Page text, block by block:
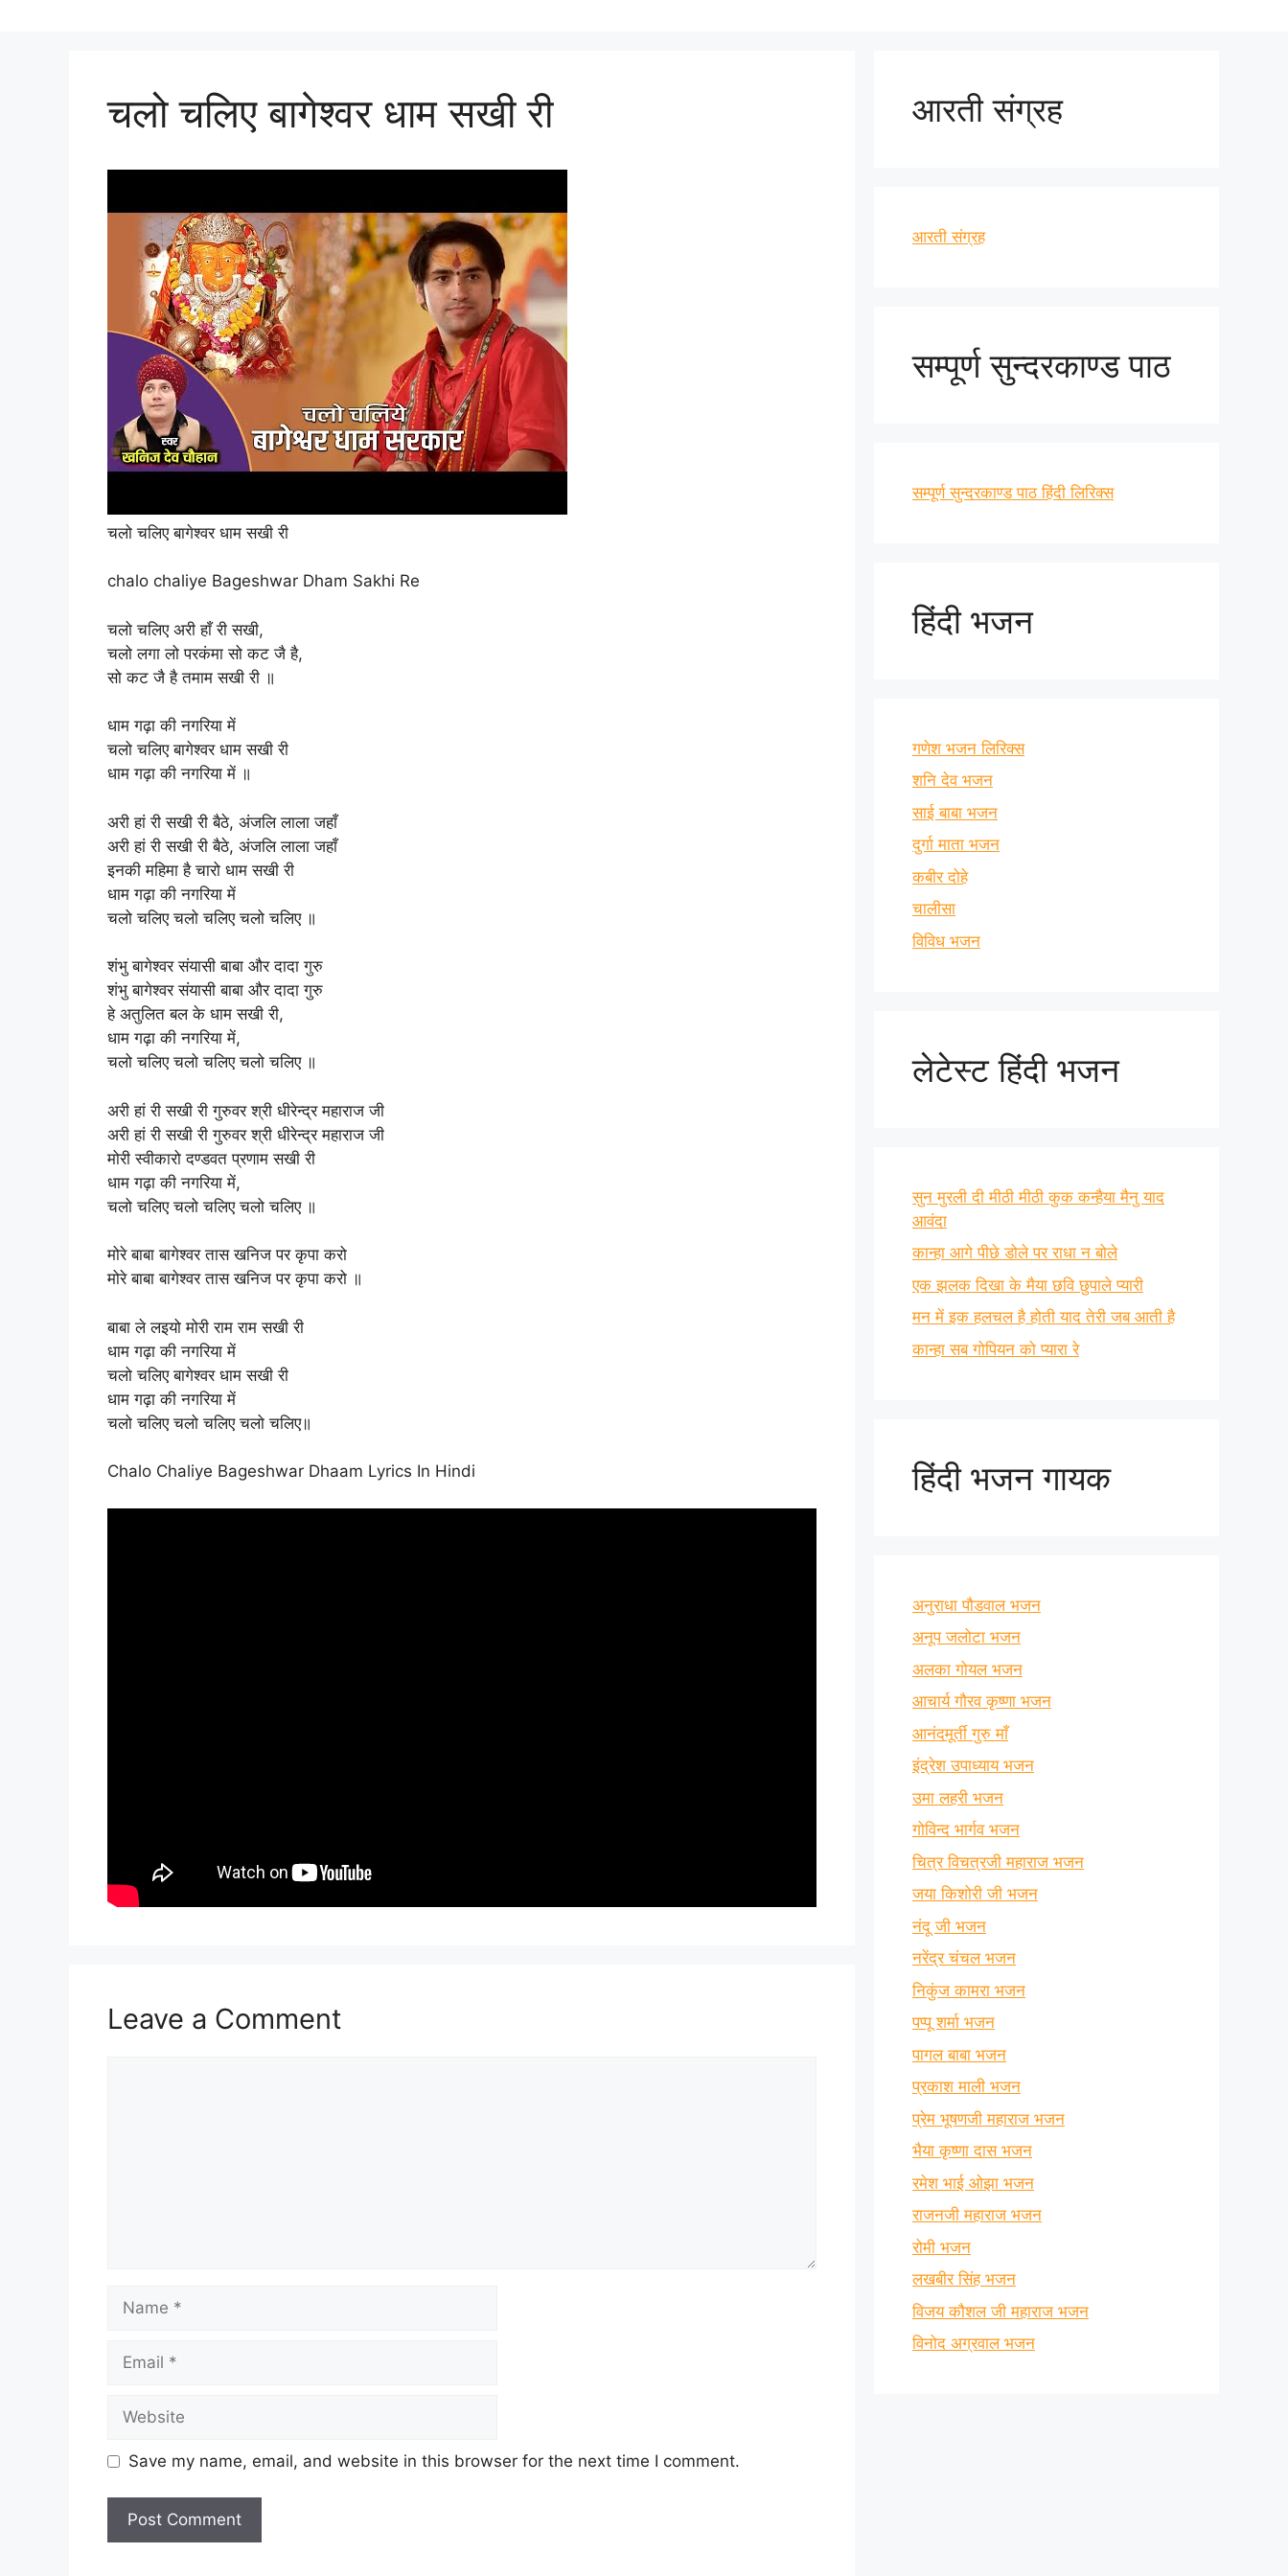
चलो चलिए बागेश्वर धाम सखी री
चलो चलिए बागेश्वर धाम सखी री
chalo chaliye Bageshwar Dham Sakhi Re
चलो चलिए अरी हाँ री सखी,
चलो लगा लो परकंमा सो कट जै है,
सो कट जै है तमाम सखी री ॥
धाम गढ़ा की नगरिया में
चलो चलिए बागेश्वर धाम सखी री
धाम गढ़ा की नगरिया में ॥
अरी हां री सखी री बैठे, अंजलि लाला जहाँ
अरी हां री सखी री बैठे, अंजलि लाला जहाँ
इनकी महिमा है चारो धाम सखी री
धाम गढ़ा की नगरिया में
चलो चलिए चलो चलिए चलो चलिए ॥
शंभु बागेश्वर संयासी बाबा और दादा गुरु
शंभु बागेश्वर संयासी बाबा और दादा गुरु
हे अतुलित बल के धाम सखी री,
धाम गढ़ा की नगरिया में,
चलो चलिए चलो चलिए चलो चलिए ॥
अरी हां री सखी री गुरुवर श्री धीरेन्द्र महाराज जी
अरी हां री सखी री गुरुवर श्री धीरेन्द्र महाराज जी
मोरी स्वीकारो दण्डवत प्रणाम सखी री
धाम गढ़ा की नगरिया में,
चलो चलिए चलो चलिए चलो चलिए ॥
मोरे बाबा बागेश्वर तास खनिज पर कृपा करो
मोरे बाबा बागेश्वर तास खनिज पर कृपा करो ॥
बाबा ले लइयो मोरी राम राम सखी री
धाम गढ़ा की नगरिया में
चलो चलिए बागेश्वर धाम सखी री
धाम गढ़ा की नगरिया में
चलो चलिए चलो चलिए चलो चलिए॥
Chalo Chaliye Bageshwar Dhaam Lyrics In Hindi
Leave a Comment
Save my name, email, and website in this browser for the next time I comment.
आरती संग्रह
आरती संग्रह
सम्पूर्ण सुन्दरकाण्ड पाठ
सम्पूर्ण सुन्दरकाण्ड पाठ हिंदी लिरिक्स
हिंदी भजन
गणेश भजन लिरिक्स
शनि देव भजन
साई बाबा भजन
दुर्गा माता भजन
कबीर दोहे
चालीसा
विविध भजन
लेटेस्ट हिंदी भजन
सुन मुरली दी मीठी मीठी कुक कन्हैया मैनु याद
आवंदा
कान्हा आगे पीछे डोले पर राधा न बोले
एक झलक दिखा के मैया छवि छुपाले प्यारी
मन में इक हलचल है होती याद तेरी जब आती है
कान्हा सब गोपियन को प्यारा रे
हिंदी भजन गायक
अनुराधा पौडवाल भजन
अनूप जलोटा भजन
अलका गोयल भजन
आचार्य गौरव कृष्णा भजन
आनंदमूर्ती गुरु माँ
इंद्रेश उपाध्याय भजन
उमा लहरी भजन
गोविन्द भार्गव भजन
चित्र विचत्रजी महाराज भजन
जया किशोरी जी भजन
नंदू जी भजन
नरेंद्र चंचल भजन
निकुंज कामरा भजन
पप्पू शर्मा भजन
पागल बाबा भजन
प्रकाश माली भजन
प्रेम भूषणजी महाराज भजन
भैया कृष्णा दास भजन
रमेश भाई ओझा भजन
राजनजी महाराज भजन
रोमी भजन
लखबीर सिंह भजन
विजय कौशल जी महाराज भजन
विनोद अग्रवाल भजन